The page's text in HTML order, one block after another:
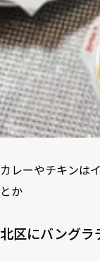
カレーやチキンは
とか
北区にバングラ